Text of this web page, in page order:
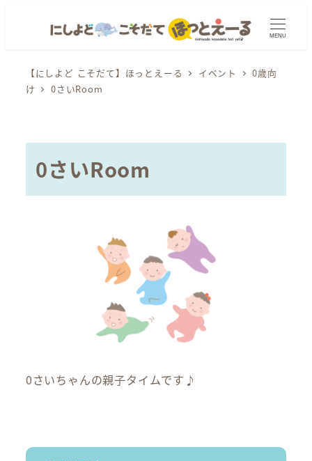
MENU
【にしよど こそだて】ほっとえーる イベント
0歳向
け
0さいRoom
0さいRoom
0さいちゃんの親子タイムです♪